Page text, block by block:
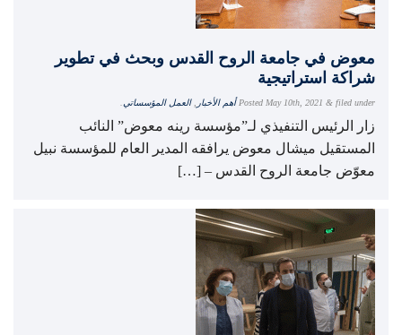
معوض في جامعة الروح القدس وبحث في تطوير
شراكة استراتيجية
Posted May 10th, 2021 & filed under أهم الأخبار ,العمل المؤسساتي
زار الرئيس التنفيذي لـ”مؤسسة رينه معوض” النائب
المستقيل ميشال معوض يرافقه المدير العام للمؤسسة نبيل
معوّض جامعة الروح القدس – […]